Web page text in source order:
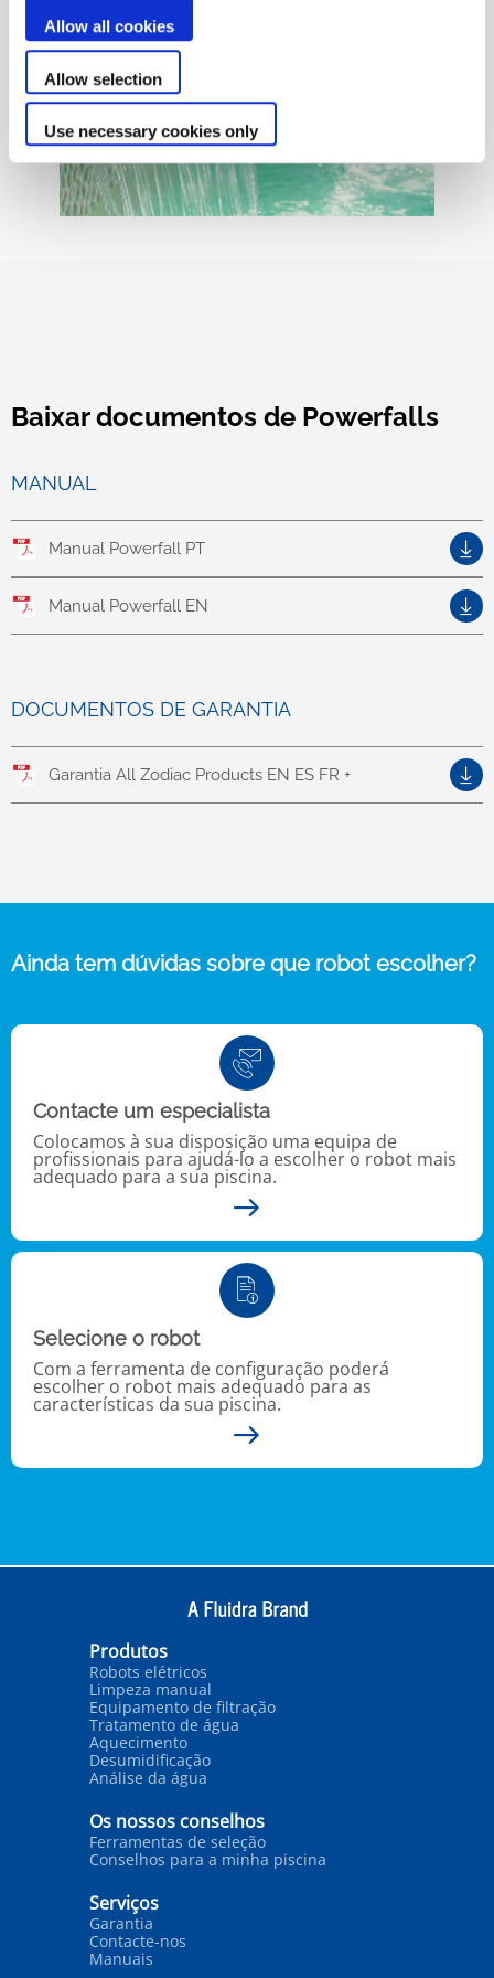
Allow all cookies
Allow selection
Use necessary cookies only
Baixar documentos de Powerfalls
MANUAL
Manual Powerfall PT
Manual Powerfall EN
DOCUMENTOS DE GARANTIA
Garantia All Zodiac Products EN ES FR +
Ainda tem dúvidas sobre que robot escolher?
Contacte um especialista
Colocamos à sua disposição uma equipa de
profissionais para ajudá-lo a escolher o robot mais
adequado para a sua piscina.
Selecione o robot
Com a ferramenta de configuração poderá
escolher o robot mais adequado para as
características da sua piscina.
Produtos
Robots elétricos
Limpeza manual
Equipamento de filtração
Tratamento de água
Aquecimento
Desumidificação
Análise da água
Os nossos conselhos
Ferramentas de seleção
Conselhos para a minha piscina
Serviços
Garantia
Contacte-nos
Manuais